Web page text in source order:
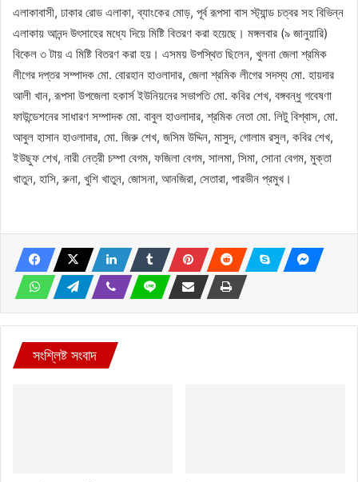
এলাকাবাসী, ঢাকার রোড এলাকা, ব্যাংকের মোড়, পূর্ব রূপসা বাস স্ট্যান্ড চত্বর সহ বিভিন্ন
এলাকায় আনন্দ উৎসাহের মধ্যে দিয়ে মিষ্টি বিতরণ করা হয়েছে। মঙ্গলবার (৯ জানুয়ারি)
বিকেল ৩ টায় এ মিষ্টি বিতরণ করা হয়। এসময় উপস্থিত ছিলেন, খুলনা জেলা শ্রমিক
লীগের দপ্তর সম্পাদক মো. বোরহান হাওলাদার, জেলা শ্রমিক লীগের সদস্য মো. হায়দার
আলী খান, রূপসা উপজেলা হকার্স ইউনিয়নের সভাপতি মো. কবির শেখ, বঙ্গবন্ধু গবেষণা
ফাউন্ডেশনের সাধারণ সম্পাদক মো. বাবুল হাওলাদার, শ্রমিক নেতা মো. লিটু বিশ্বাস, মো.
আবুল হাসান হাওলাদার, মো. জিরু শেখ, জসিম উদ্দিন, মাসুদ, গোলাম রসুল, কবির শেখ,
ইউছুফ শেখ, নারী নেত্রী চম্পা বেগম, ফজিলা বেগম, সালমা, সিমা, সোনা বেগম, মুক্তা
খাতুন, হাসি, রুনা, খুশি খাতুন, জোসনা, আনজিরা, সেতারা, পারভীন প্রমুখ।
সংশ্লিষ্ট সংবাদ